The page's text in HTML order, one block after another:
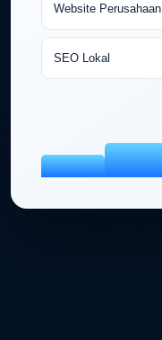
Website Perusahaan
SEO Lokal